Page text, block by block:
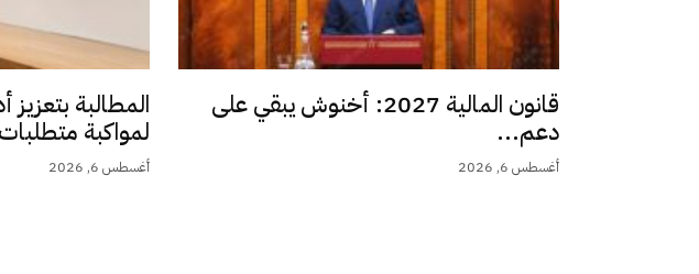
قانون المالية 2027: أخنوش يبقي على
دعم...
أغسطس 6, 2026
المطالبة
لمواكبة
أغسطس 6, 2026